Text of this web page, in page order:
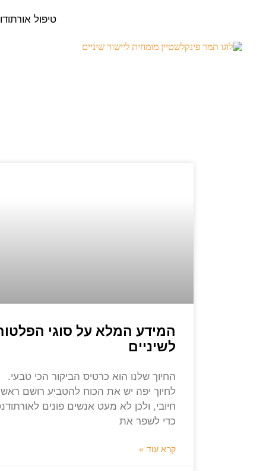
טיפול
המידע המלא על סוגי
לשיניים
החיוך שלנו הוא כרטיס הביקור הכי טבעי.
לחיוך יפה יש את הכוח להטביע רושם
חיובי, ולכן לא מעט אנשים פונים
כדי לשפר את
קרא עוד »